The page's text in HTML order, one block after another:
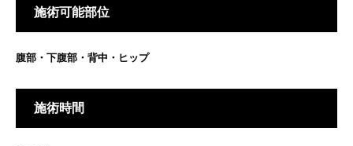
施術可能部位
腹部・下腹部・背中・ヒップ
施術時間